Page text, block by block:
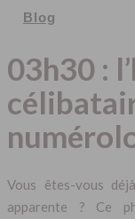
Blog
03h30 :
Vous êtes-vous
apparente ? Ce